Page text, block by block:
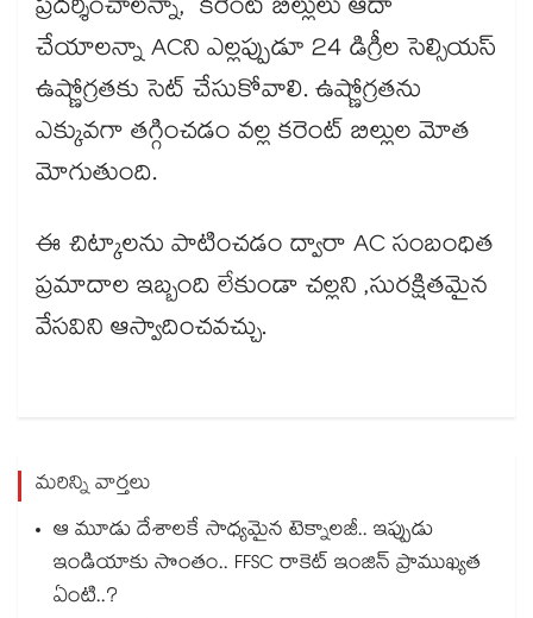
ప్రదర్శించాలన్నా, కరెంట్ బిల్లులు ఆదా
చేయాలన్నా ACని ఎల్లప్పుడూ 24 డిగ్రీల సెల్సియస్
ఉష్ణోగ్రతకు సెట్ చేసుకోవాలి. ఉష్ణోగ్రతను
ఎక్కువగా తగ్గించడం వల్ల కరెంట్ బిల్లుల మోత
మోగుతుంది.
ఈ చిట్కాలను పాటించడం ద్వారా AC సంబంధిత
ప్రమాదాల ఇబ్బంది లేకుండా చల్లని ,సురక్షితమైన
వేసవిని ఆస్వాదించవచ్చు.
మరిన్ని వార్తలు
ఆ మూడు దేశాలకే సాధ్యమైన టెక్నాలజీ.. ఇప్పుడు
ఇండియాకు సొంతం.. FFSC రాకెట్ ఇంజిన్ ప్రాముఖ్యత
ఏంటి..?